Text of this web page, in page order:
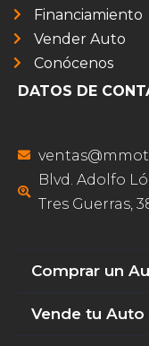
Financiamiento
Vender Auto
Conócenos
DATOS DE
Blvd. Adolfo
Tres Guerras,
Comprar un
Vende tu Auto